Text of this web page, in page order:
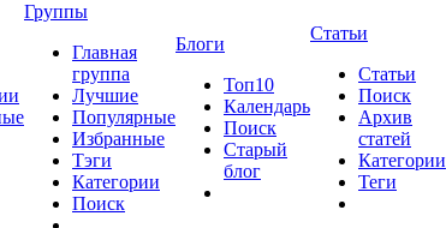
Группы
Главная
группа
Лучшие
Популярные
Избранные
Тэги
Категории
Поиск
Блоги
Топ10
Календарь
Поиск
Старый
блог
Статьи
Статьи
Поиск
Архив
статей
Категории
Теги